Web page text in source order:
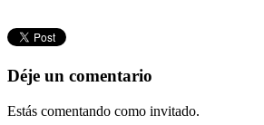
Déje un comentario
Estás comentando como invitado.